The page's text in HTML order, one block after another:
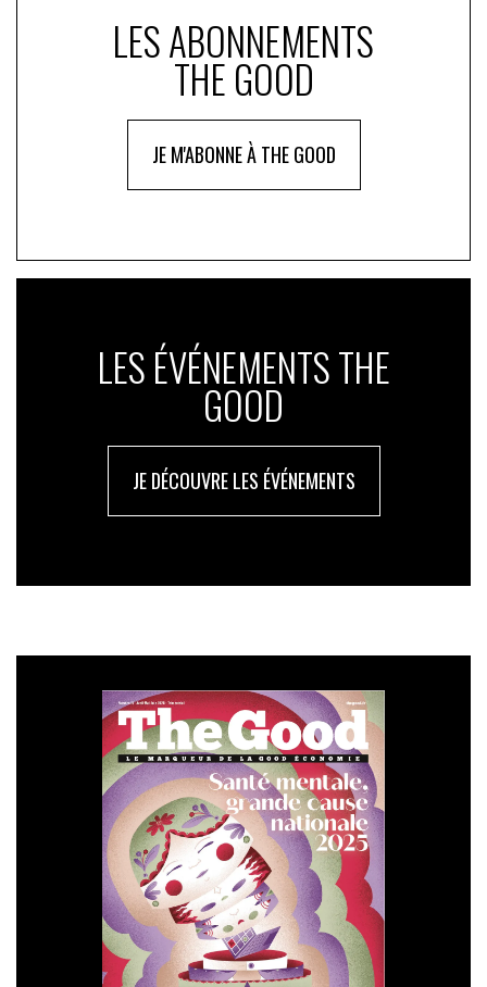
LES ABONNEMENTS
THE GOOD
JE M'ABONNE À THE GOOD
LES ÉVÉNEMENTS THE
GOOD
JE DÉCOUVRE LES ÉVÉNEMENTS